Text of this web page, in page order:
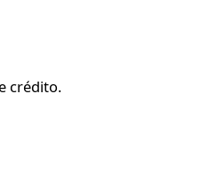
crédito.